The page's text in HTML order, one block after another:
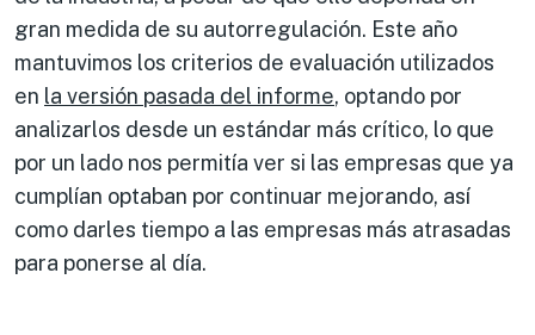
gran medida de su autorregulación. Este año
mantuvimos los criterios de evaluación utilizados
en la versión pasada del informe, optando por
analizarlos desde un estándar más crítico, lo que
por un lado nos permitía ver si las empresas que ya
cumplían optaban por continuar mejorando, así
como darles tiempo a las empresas más atrasadas
para ponerse al día.